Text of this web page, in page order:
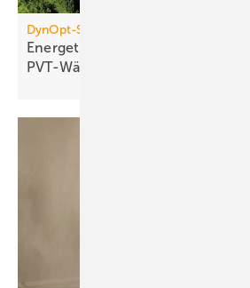
DynOpt-San für Mehrfamilienhäuser
Energetische Sanierung mit
PVT-Wärmepumpensystemen